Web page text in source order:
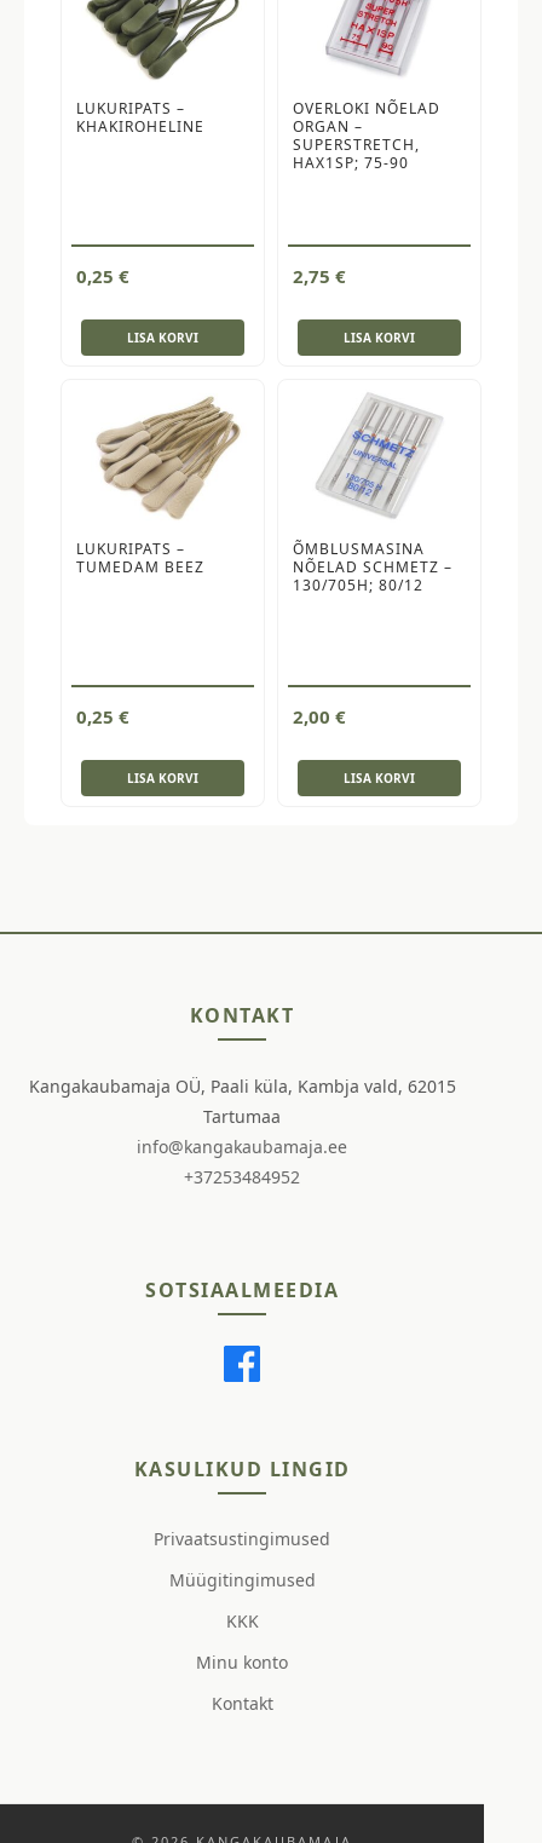
LUKURIPATS –
KHAKIROHELINE
0,25 €
LISA KORVI
OVERLOKI NÕELAD
ORGAN –
SUPERSTRETCH,
HAX1SP; 75-90
2,75 €
LISA KORVI
LUKURIPATS –
TUMEDAM BEEZ
0,25 €
LISA KORVI
ÕMBLUSMASINA
NÕELAD SCHMETZ –
130/705H; 80/12
2,00 €
LISA KORVI
KONTAKT
Kangakaubamaja OÜ, Paali küla, Kambja vald, 62015
Tartumaa
info@kangakaubamaja.ee
+37253484952
SOTSIAALMEEDIA
KASULIKUD LINGID
Privaatsustingimused
Müügitingimused
KKK
Minu konto
Kontakt